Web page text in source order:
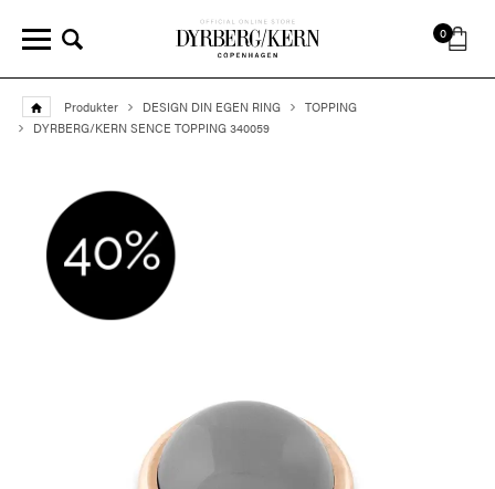
0
Produkter DESIGN DIN EGEN RING
TOPPING
DYRBERG/KERN SENCE TOPPING 340059